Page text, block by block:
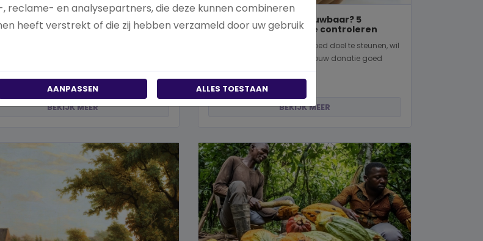
kies je een goed doel dat écht bij je
kan het ve...
BEKIJK MEER
Is een goed doel betrouwbaar? 5
manieren om dit zelf te controleren
Wanneer je besluit om een goed doel te steunen, wil
je natuurlijk zeker weten dat jouw donatie goed
terechtkomt. Of je nu een...
BEKIJK MEER
reclame- en analysepartners, die deze kunnen combineren
heeft verstrekt of die zij hebben verzameld door uw gebruik
AANPASSEN ALLES TOESTAAN